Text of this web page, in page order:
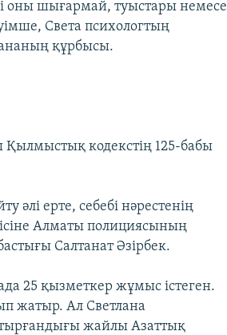
оны шығармай, туыстары немесе
Света психологтың
құрбысы.
кодекстің 125-бабы
әлі ерте, себебі нәрестенің
Алматы полициясының
Салтанат Әзірбек.
25 қызметкер жұмыс істеген.
жатыр. Ал Светлана
жайлы Азаттық